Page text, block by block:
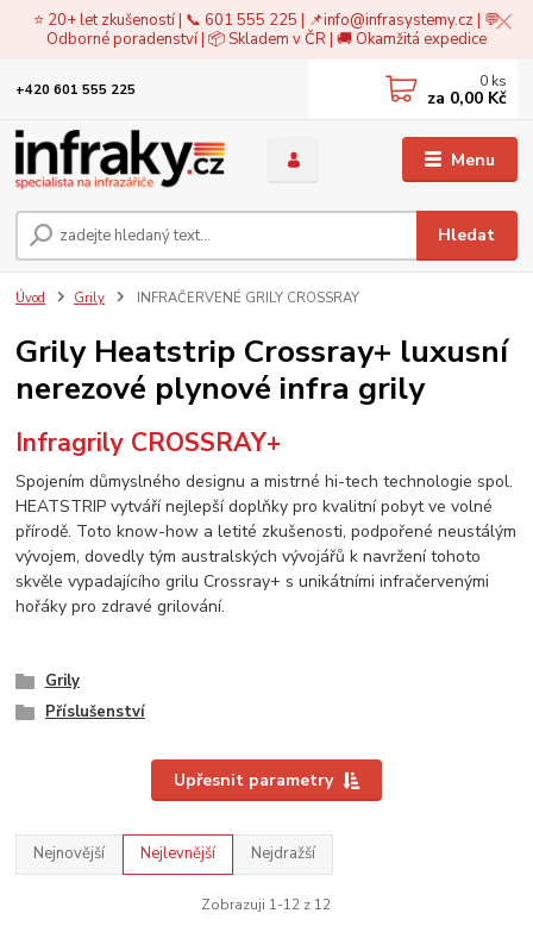
⭐ 20+ let zkušeností | 📞 601 555 225 | 📌info@infrasystemy.cz| 💬
Odborné poradenství | 📦 Skladem v ČR | 🚚 Okamžitá expedice
Menu
Hledat
+420 601 555 225 0 ks
za 0,00 Kč
Úvod Grily INFRAČERVENÉ GRILY CROSSRAY
Grily Heatstrip Crossray+ luxusní
nerezové plynové infra grily
Infragrily CROSSRAY+
Spojením důmyslného designu a mistrné hi-tech technologie spol.
HEATSTRIP vytváří nejlepší doplňky pro kvalitní pobyt ve volné
přírodě. Toto know-how a letité zkušenosti, podpořené neustálým
vývojem, dovedly tým australských vývojářů k navržení tohoto
skvěle vypadajícího grilu Crossray+ s unikátními infračervenými
hořáky pro zdravé grilování.
Grily
Příslušenství
Upřesnit parametry
Nejnovější Nejlevnější Nejdražší
Zobrazuji 1-12 z 12